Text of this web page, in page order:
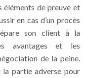
éléments de preuve et
en cas d’un procès
son client à la
avantages et les
de la peine.
la partie adverse pour